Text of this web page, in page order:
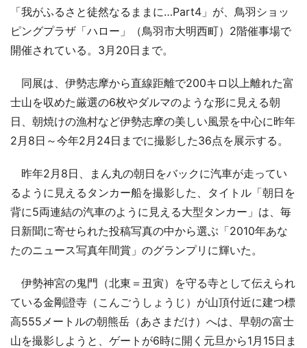
「我がふるさと徒然なるままに…Part4」が、鳥羽ショッ
ピングプラザ「ハロー」（鳥羽市大明西町）2階催事場で
開催されている。3月20日まで。
同展は、伊勢志摩から直線距離で200キロ以上離れた富
士山を収めた厳選の6枚やダルマのような形に見える朝
日、朝焼けの漁村など伊勢志摩の美しい風景を中心に昨年
2月8日～今年2月24日までに撮影した36点を展示する。
昨年2月8日、まん丸の朝日をバックに汽車が走ってい
るように見えるタンカー船を撮影した、タイトル「朝日を
背に5両連結の汽車のように見える大型タンカー」は、毎
日新聞に寄せられた投稿写真の中から選ぶ「2010年あな
たのニュース写真年間賞」のグランプリに輝いた。
伊勢神宮の鬼門（北東＝丑寅）を守る寺として伝えられ
ている金剛證寺（こんごうしょうじ）が山頂付近に建つ標
高555メートルの朝熊岳（あさまだけ）へは、早朝の富士
山を撮影しようと、ゲートが6時に開く元旦から1月15日ま